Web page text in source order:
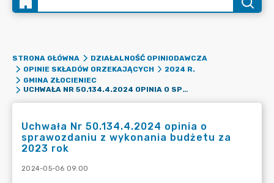
STRONA GŁÓWNA
DZIAŁALNOŚĆ OPINIODAWCZA
OPINIE SKŁADÓW ORZEKAJĄCYCH
2024 R.
GMINA ZŁOCIENIEC
UCHWAŁA NR 50.134.4.2024 OPINIA O SPRAWOZDANIU Z WYKONANIA BUDŻETU ZA 2023 ROK
Uchwała Nr 50.134.4.2024 opinia o
sprawozdaniu z wykonania budżetu za
2023 rok
2024-05-06 09:00